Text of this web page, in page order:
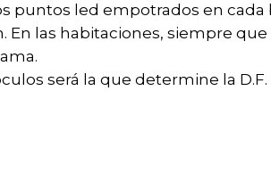
puntos led empotrados en cada
las habitaciones, siempre que
será la que determine la D.F.